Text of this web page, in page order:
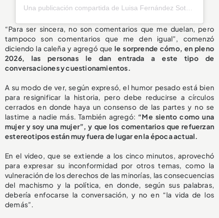
“Para ser sincera, no son comentarios que me duelan, pero
tampoco son comentarios que me den igual”, comenzó
diciendo la caleña y agregó quele sorprende cómo, en pleno
2026, las personas le dan entrada a este tipo de
conversaciones y cuestionamientos.
A su modo de ver, según expresó, el humor pesado está bien
para resignificar la historia, pero debe reducirse a círculos
cerrados en donde haya un consenso de las partes y no se
lastime a nadie más. También agregó: “Me siento como una
mujer y soy una mujer”, y que los comentarios que refuerzan
estereotipos están muy fuera de lugar en la época actual.
En el video, que se extiende a los cinco minutos, aprovechó
para expresar su inconformidad por otros temas, como la
vulneración de los derechos de las minorías, las consecuencias
del machismo y la política, en donde, según sus palabras,
debería enfocarse la conversación, y no en “la vida de los
demás”.